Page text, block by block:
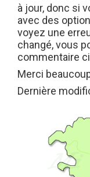
à jour, donc si
avec des
voyez une
changé, vous
commentaire
Merci
Dernière